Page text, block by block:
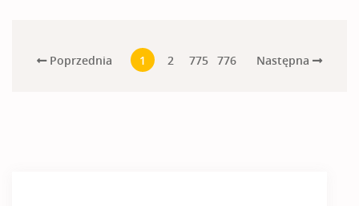
Poprzednia 1 2 775 776 Następna